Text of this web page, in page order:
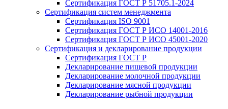
Сертификация ГОСТ Р 51705.1-2024
Сертификация систем менеджмента
Сертификация ISO 9001
Сертификация ГОСТ Р ИСО 14001-2016
Сертификация ГОСТ Р ИСО 45001-2020
Сертификация и декларирование продукции
Сертификация ГОСТ Р
Декларирование пищевой продукции
Декларирование молочной продукции
Декларирование мясной продукции
Декларирование рыбной продукции